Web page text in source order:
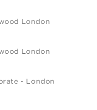
London
London
- London